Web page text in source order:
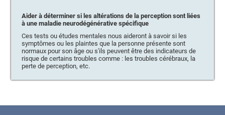
Aider à déterminer si les altérations de la perception sont liées
à une maladie neurodégénérative spécifique
Ces tests ou études mentales nous aideront à savoir si les
symptômes ou les plaintes que la personne présente sont
normaux pour son âge ou s'ils peuvent être des indicateurs de
risque de certains troubles comme : les troubles cérébraux, la
perte de perception, etc.